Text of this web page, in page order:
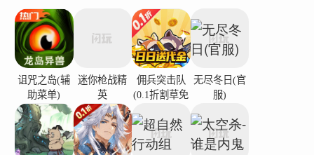
诅咒之岛(辅
助菜单)
迷你枪战精
英
佣兵突击队
(0.1折割草免
无尽冬日(官
服)